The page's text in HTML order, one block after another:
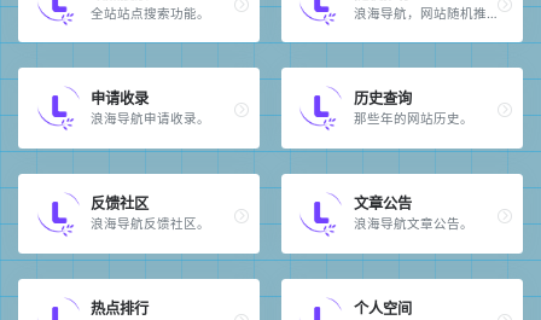
全站站点搜索功能。 浪海导航，网站随机推荐。
申请收录
浪海导航申请收录。
历史查询
那些年的网站历史。
反馈社区
浪海导航反馈社区。
文章公告
浪海导航文章公告。
热点排行 个人空间